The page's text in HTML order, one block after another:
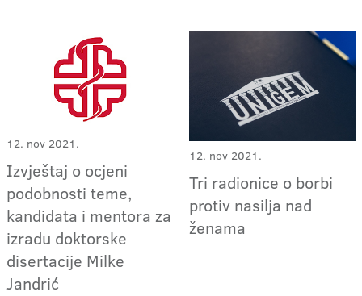
12. nov 2021.
Izvještaj o ocjeni
podobnosti teme,
kandidata i mentora za
izradu doktorske
disertacije Milke
Jandrić
12. nov 2021.
Tri radionice o borbi
protiv nasilja nad
ženama